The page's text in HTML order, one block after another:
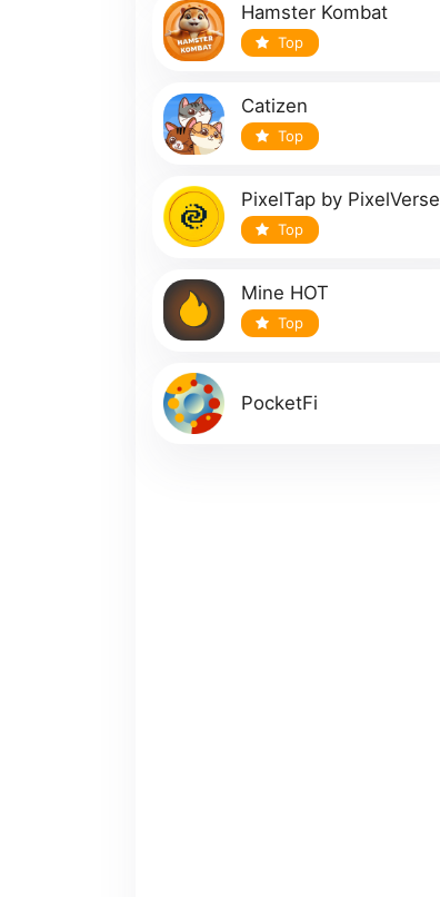
Hamster Kombat
Top
Catizen
Top
PixelTap by PixelVerse
Top
Mine HOT
Top
PocketFi